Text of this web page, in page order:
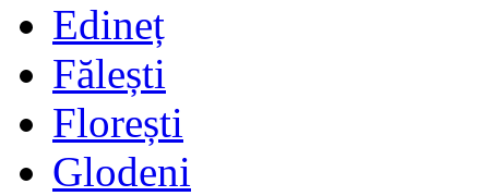
Edineț
Fălești
Florești
Glodeni